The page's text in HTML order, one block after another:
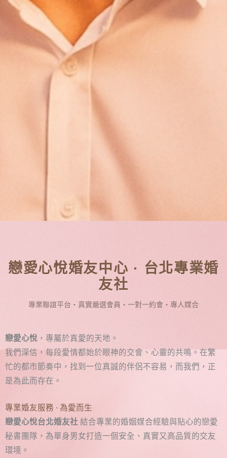
戀愛心悅婚友中心 · 台北專業婚
友社
專業聯誼平台・真實嚴選會員・一對一約會・專人媒合
戀愛心悅 ，專屬於真愛的天地。
我們深信，每段愛情都始於眼神的交會、心靈的共鳴。在繁
忙的都市節奏中，找到一位真誠的伴侶不容易，而我們，正
是為此而存在。
專業婚友服務 · 為愛而生
戀愛心悅台北婚友社 結合專業的婚姻媒合經驗與貼心的戀愛
秘書團隊，為單身男女打造一個安全、真實又高品質的交友
環境。